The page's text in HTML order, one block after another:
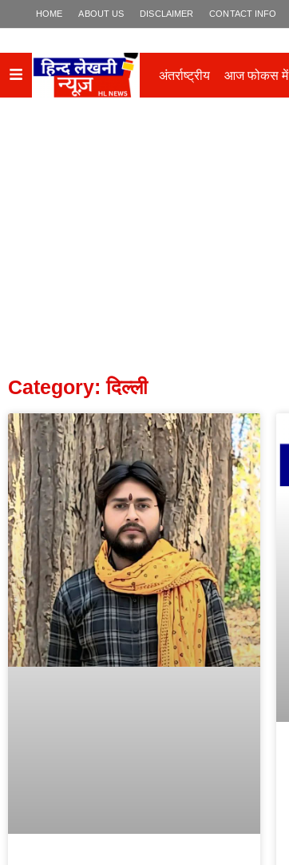
HOME ABOUT US DISCLAIMER CONTACT INFO
अंतर्राष्ट्रीय आज फोकस में
Category: दिल्ली